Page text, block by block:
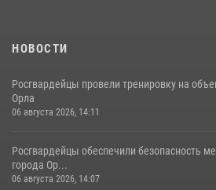
НОВОСТИ
Росгвардейцы провели тренировку на
Орла
06 августа 2026, 14:11
Росгвардейцы обеспечили безопасность
города Ор...
06 августа 2026, 14:07